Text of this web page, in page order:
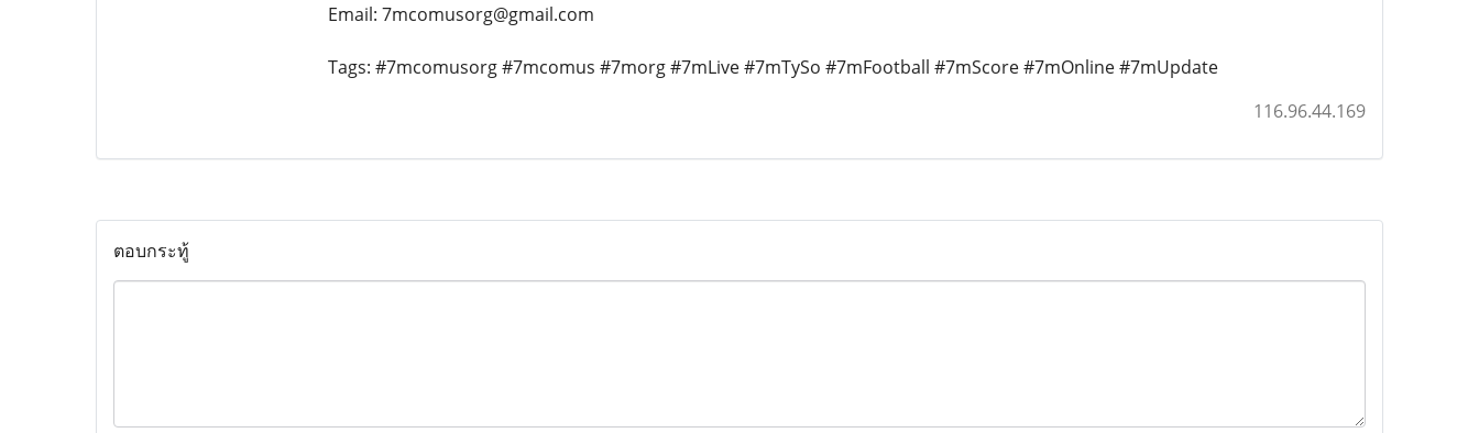
Email: 7mcomusorg@gmail.com
Tags: #7mcomusorg #7mcomus #7morg #7mLive #7mTySo #7mFootball #7mScore #7mOnline #7mUpdate
116.96.44.169
ตอบกระทู้